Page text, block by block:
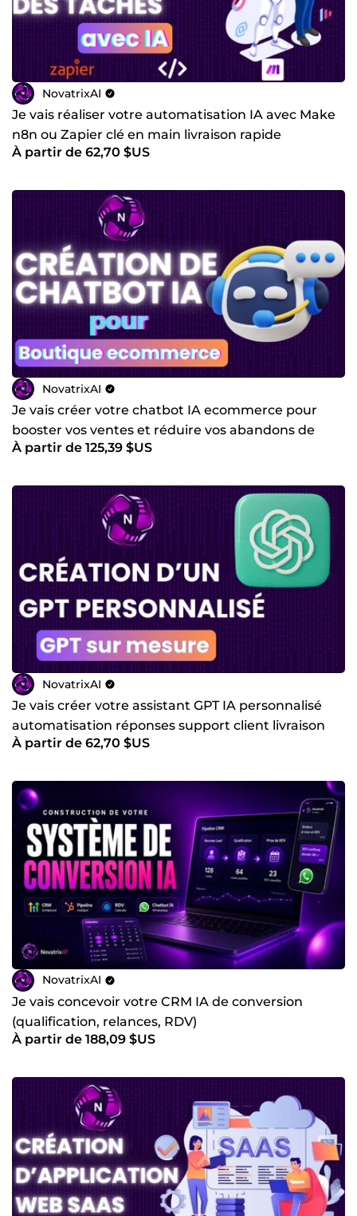
NovatrixAI
Je vais réaliser votre automatisation IA avec Make
n8n ou Zapier clé en main livraison rapide
À partir de 62,70 $US
NovatrixAI
Je vais créer votre chatbot IA ecommerce pour
booster vos ventes et réduire vos abandons de
panier
À partir de 125,39 $US
NovatrixAI
Je vais créer votre assistant GPT IA personnalisé
automatisation réponses support client livraison
À partir de 62,70 $US
NovatrixAI
Je vais concevoir votre CRM IA de conversion
(qualification, relances, RDV)
À partir de 188,09 $US